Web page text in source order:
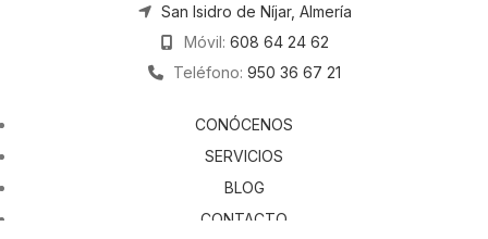
San Isidro de Níjar, Almería
Móvil: 608 64 24 62
Teléfono: 950 36 67 21
CONÓCENOS
SERVICIOS
BLOG
CONTACTO